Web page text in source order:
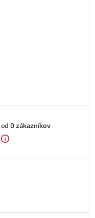
od 0zákazníkov